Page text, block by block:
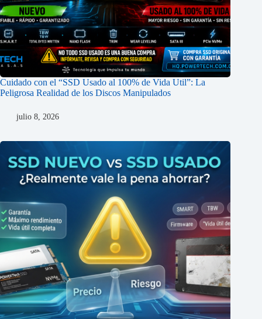
Cuidado con el “SSD Usado al 100% de Vida Util”: La
Peligrosa Realidad de los Discos Manipulados
julio 8, 2026